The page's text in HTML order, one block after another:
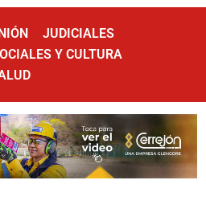
JUDICIALES
Y CULTURA